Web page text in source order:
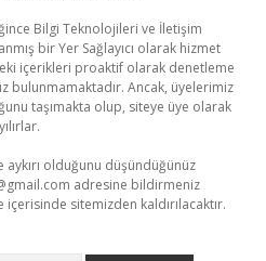
Bilgi Teknolojileri ve İletişim
bir Yer Sağlayıcı olarak hizmet
içerikleri proaktif olarak denetleme
bulunmamaktadır. Ancak, üyelerimiz
taşımakta olup, siteye üye olarak
olduğunu düşündüğünüz
adresine bildirmeniz
sitemizden kaldırılacaktır.